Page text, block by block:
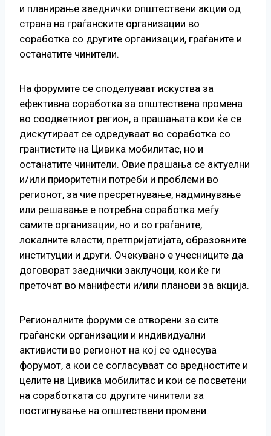
и планирање заеднички општествени акции од
страна на граѓанските организации во
соработка со другите организации, граѓаните и
останатите чинители.
На форумите се споделуваат искуства за
ефективна соработка за општествена промена
во соодветниот регион, а прашањата кои ќе се
дискутираат се одредуваат во соработка со
грантистите на Цивика мобилитас, но и
останатите чинители. Овие прашања се актуелни
и/или приоритетни потреби и проблеми во
регионот, за чие пресретнување, надминување
или решавање е потребна соработка меѓу
самите организации, но и со граѓаните,
локалните власти, претпријатијата, образовните
институции и други. Очекувано е учесниците да
договорат заеднички заклучоци, кои ќе ги
преточат во манифести и/или планови за акција.
Регионалните форуми се отворени за сите
граѓански организации и индивидуални
активисти во регионот на кој се однесува
форумот, а кои се согласуваат со вредностите и
целите на Цивика мобилитас и кои се посветени
на соработката со другите чинители за
постигнување на општествени промени.